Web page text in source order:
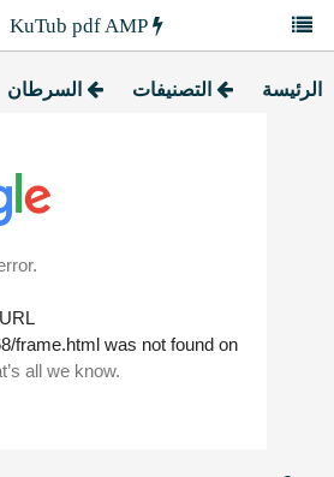
الرئيسة التصنيفات السرطان